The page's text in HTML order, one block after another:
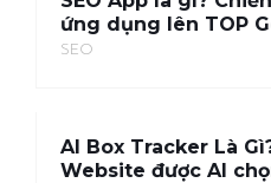
ứng dụng lên TOP
SEO
AI Box Tracker Là
Website được AI